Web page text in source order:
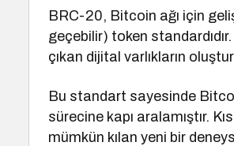
BRC-20, Bitcoin ağı için
geçebilir) token
çıkan dijital varlıkların
Bu standart sayesinde
sürecine kapı aralamıştır.
mümkün kılan yeni bir